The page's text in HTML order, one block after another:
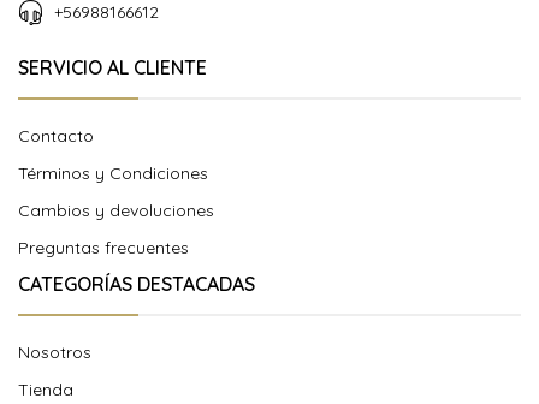
+56988166612
SERVICIO AL CLIENTE
Contacto
Términos y Condiciones
Cambios y devoluciones
Preguntas frecuentes
CATEGORÍAS DESTACADAS
Nosotros
Tienda